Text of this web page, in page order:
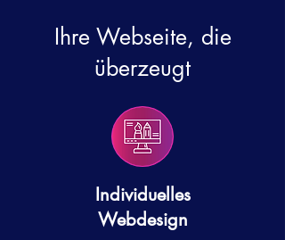
Ihre Webseite, die
überzeugt
Individuelles
Webdesign